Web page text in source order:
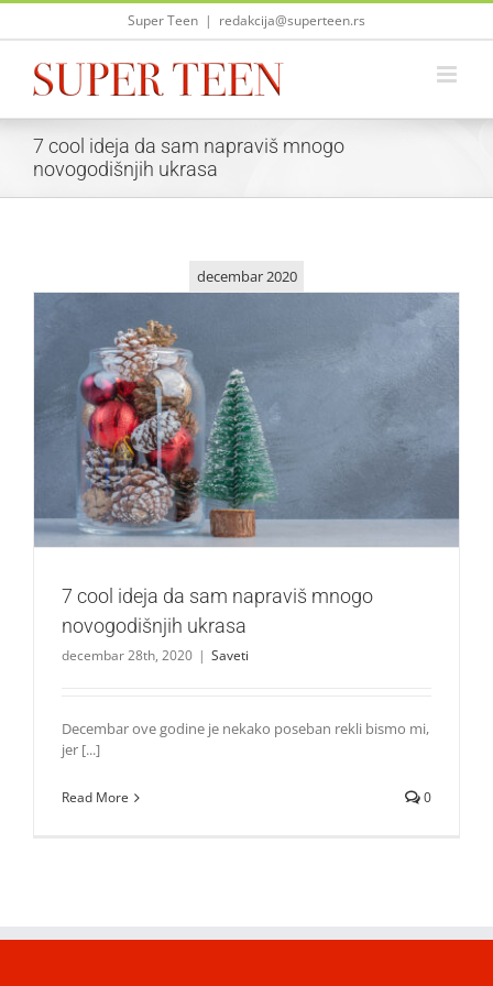
Skip
Super Teen | redakcija@superteen.rs
7 cool ideja da sam napraviš mnogo
novogodišnjih ukrasa
decembar 2020
7 cool ideja da sam napraviš mnogo novogodišnjih ukrasa
Saveti
7 cool ideja da sam napraviš mnogo
novogodišnjih ukrasa
decembar 28th, 2020 | Saveti
Decembar ove godine je nekako poseban rekli bismo mi,
jer [...]
Read More 0